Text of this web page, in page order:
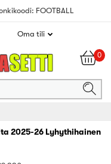
FOOTBALL
Oma tili
0
2025-26 Lyhythihainen